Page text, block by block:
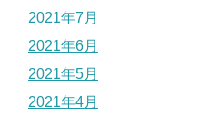
2021年7月
2021年6月
2021年5月
2021年4月